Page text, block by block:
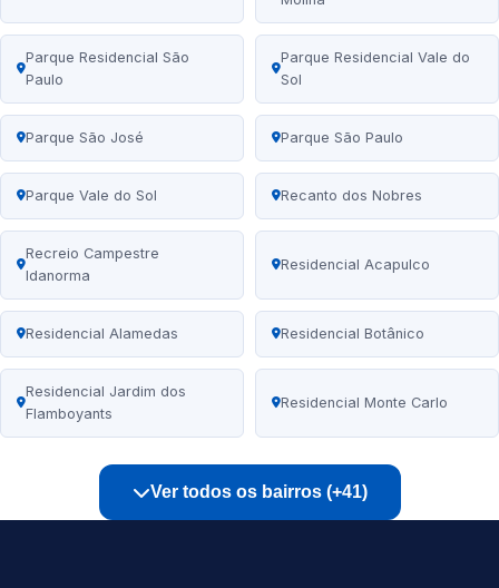
Parque Residencial São
Paulo
Parque Residencial Vale do
Sol
Parque São José Parque São Paulo
Parque Vale do Sol Recanto dos Nobres
Recreio Campestre
Idanorma
Residencial Acapulco
Residencial Alamedas Residencial Botânico
Residencial Jardim dos
Flamboyants
Residencial Monte Carlo
Ver todos os bairros (+41)